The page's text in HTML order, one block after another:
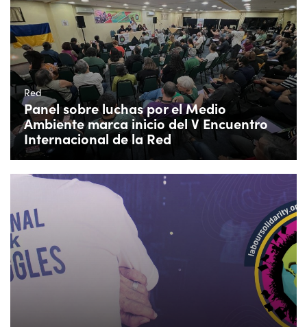
Red
Panel sobre luchas por el Medio
Ambiente marca inicio del V Encuentro
Internacional de la Red